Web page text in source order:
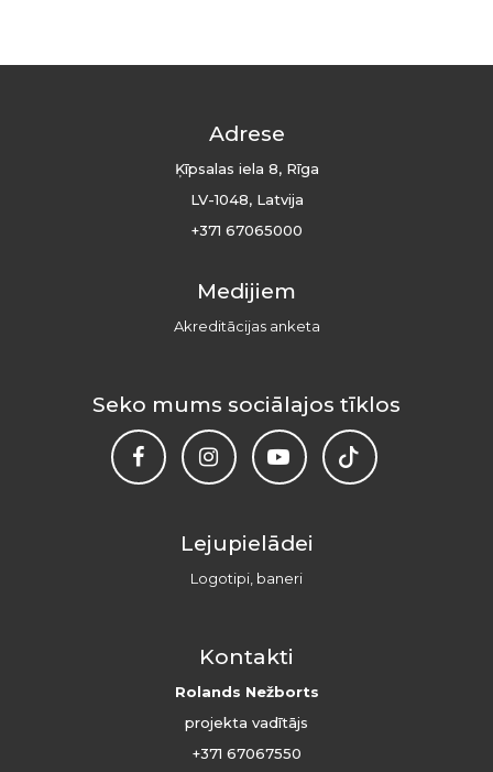
Adrese
Ķīpsalas iela 8, Rīga
LV-1048, Latvija
+371 67065000
Medijiem
Akreditācijas anketa
Seko mums sociālajos tīklos
Lejupielādei
Logotipi, baneri
Kontakti
Rolands Nežborts
projekta vadītājs
+371 67067550